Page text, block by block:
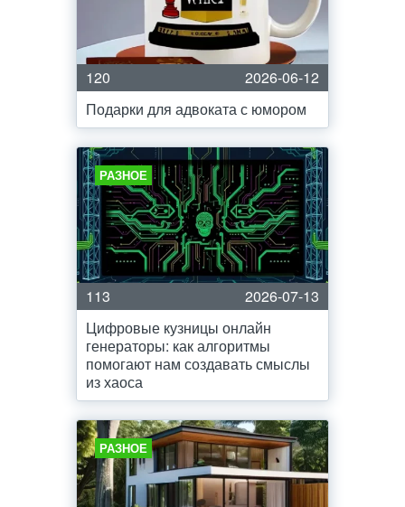
120
2026-06-12
Подарки для адвоката с юмором
РАЗНОЕ
113
2026-07-13
Цифровые кузницы онлайн
генераторы: как алгоритмы
помогают нам создавать смыслы
из хаоса
РАЗНОЕ